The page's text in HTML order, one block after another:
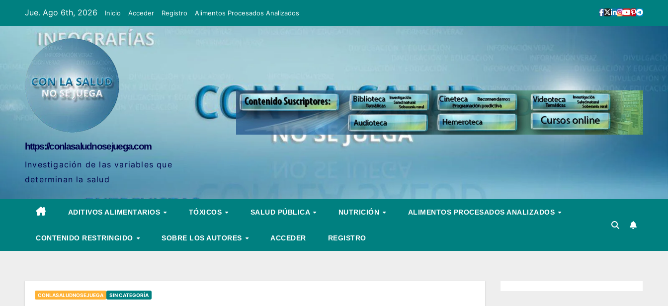
contenido
Jue. Ago 6th, 2026 Inicio Acceder Registro Alimentos Procesados Analizados
https://conlasaludnosejuega.com
Investigación de las variables que
determinan la salud
ADITIVOS ALIMENTARIOS TÓXICOS SALUD PÚBLICA NUTRICIÓN ALIMENTOS PROCESADOS ANALIZADOS
CONTENIDO RESTRINGIDO SOBRE LOS AUTORES ACCEDER REGISTRO
CONLASALUDNOSEJUEGA SIN CATEGORÍA